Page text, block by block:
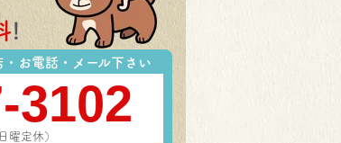
!
お電話・メール下さい
3102
曜定休）